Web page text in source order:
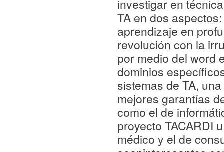
investigar en
TA en dos
aprendizaje en
revolución con la
por medio del word
dominios
sistemas de TA,
mejores garantías
como el de
proyecto TACARDI
médico y el de